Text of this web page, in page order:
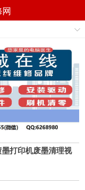
打印机废墨清理视